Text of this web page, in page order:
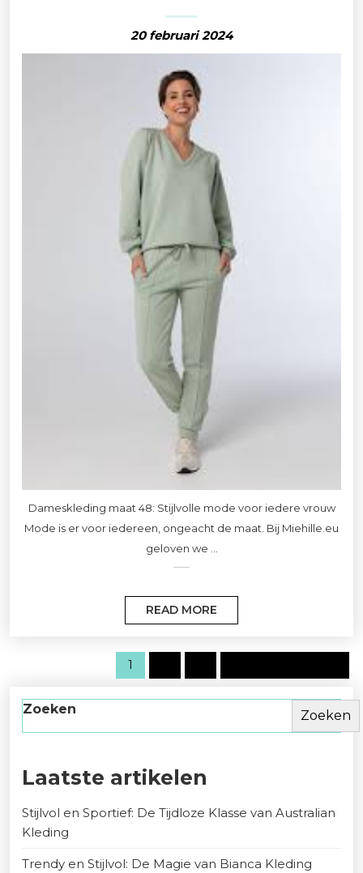
20 februari 2024
Dameskleding maat 48: Stijlvolle mode voor iedere vrouw
Mode is er voor iedereen, ongeacht de maat. Bij Miehille.eu
geloven we ...
READ MORE
1
Zoeken Zoeken
Laatste artikelen
Stijlvol en Sportief: De Tijdloze Klasse van Australian
Kleding
Trendy en Stijlvol: De Magie van Bianca Kleding